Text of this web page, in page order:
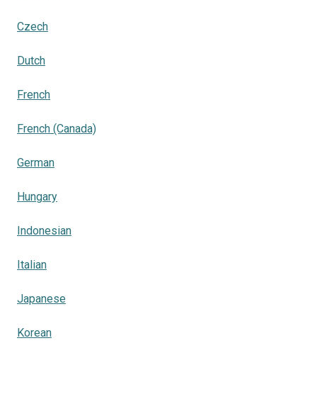
Czech
Dutch
French
French (Canada)
German
Hungary
Indonesian
Italian
Japanese
Korean